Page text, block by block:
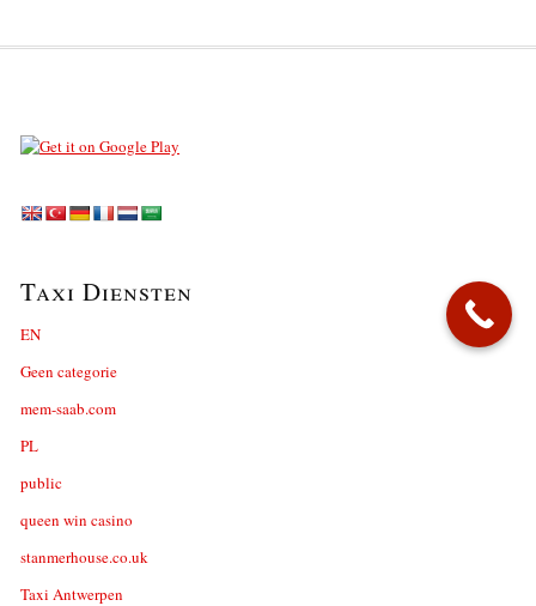
Taxi Diensten
EN
Geen categorie
mem-saab.com
PL
public
queen win casino
stanmerhouse.co.uk
Taxi Antwerpen